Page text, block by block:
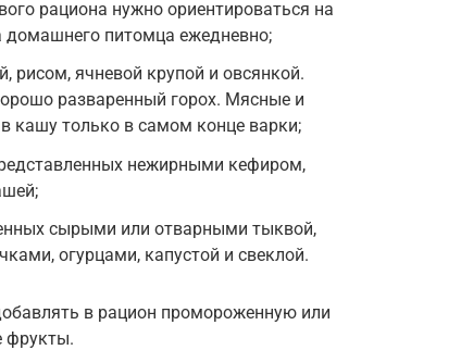
рациона нужно ориентироваться на
питомца ежедневно;
рисом, ячневой крупой и овсянкой.
разваренный горох. Мясные и
кашу только в самом конце варки;
нежирными кефиром,
сырыми или отварными тыквой,
огурцами, капустой и свеклой.
в рацион промороженную или
фрукты.